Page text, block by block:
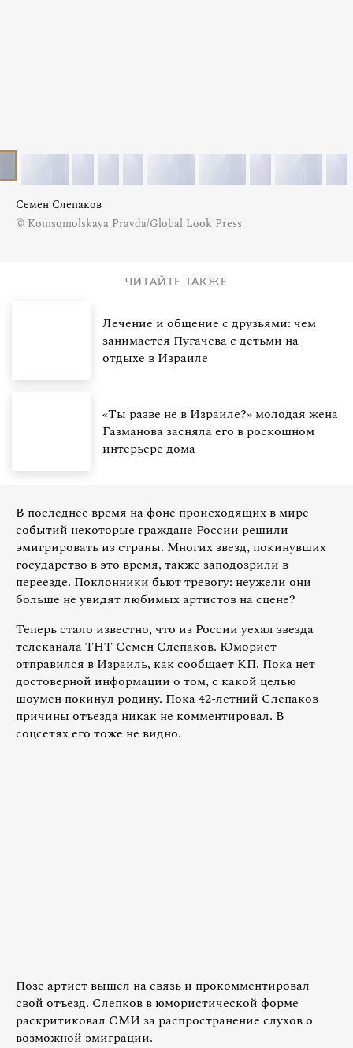
Семен Слепаков
© Komsomolskaya Pravda/Global Look Press
ЧИТАЙТЕ ТАКЖЕ
Лечение и общение с друзьями: чем
занимается Пугачева с детьми на
отдыхе в Израиле
«Ты разве не в Израиле?» молодая жена
Газманова засняла его в роскошном
интерьере дома
В последнее время на фоне происходящих в мире
событий некоторые граждане России решили
эмигрировать из страны. Многих звезд, покинувших
государство в это время, также заподозрили в
переезде. Поклонники бьют тревогу: неужели они
больше не увидят любимых артистов на сцене?
Теперь стало известно, что из России уехал звезда
телеканала ТНТ Семен Слепаков. Юморист
отправился в Израиль, как сообщает КП. Пока нет
достоверной информации о том, с какой целью
шоумен покинул родину. Пока 42-летний Слепаков
причины отъезда никак не комментировал. В
соцсетях его тоже не видно.
Позе артист вышел на связь и прокомментировал
свой отъезд. Слепков в юмористической форме
раскритиковал СМИ за распространение слухов о
возможной эмиграции.